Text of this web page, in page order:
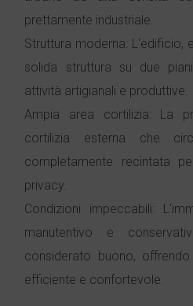
prettamente industriale.
Struttura moderna: L'edificio,
solida struttura su due
attività artigianali e produttive.
Ampia area cortilizia: La
cortilizia esterna che
completamente recintata
privacy.
Condizioni impeccabili:
manutentivo e
considerato buono,
efficiente e confortevole.